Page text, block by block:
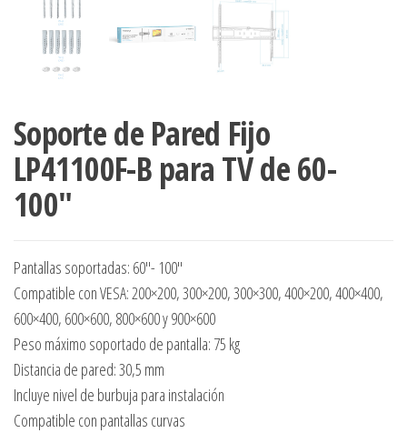
Soporte de Pared Fijo
LP41100F-B para TV de 60-
100″
Pantallas soportadas: 60″- 100″
Compatible con VESA: 200×200, 300×200, 300×300, 400×200, 400×400,
600×400, 600×600, 800×600 y 900×600
Peso máximo soportado de pantalla: 75 kg
Distancia de pared: 30,5 mm
Incluye nivel de burbuja para instalación
Compatible con pantallas curvas